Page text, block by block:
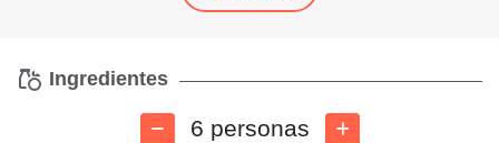
Ingredientes
6 personas